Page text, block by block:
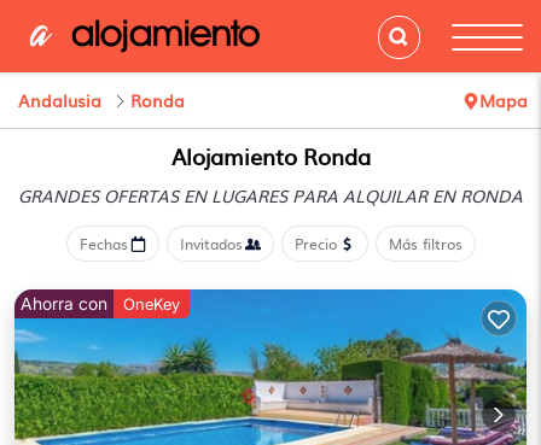
Andalusia Ronda Mapa
Alojamiento Ronda
GRANDES OFERTAS EN LUGARESPARA ALQUILAR EN RONDA
Fechas Invitados Precio Más filtros
Ahorra con OneKey